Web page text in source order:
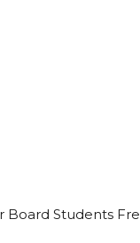
Bihar Board